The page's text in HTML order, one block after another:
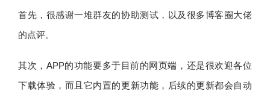
首先，很感谢一堆群友的协助测试，以及很多博客圈大佬
的点评。
其次，APP的功能要多于目前的网页端，还是很欢迎各位
下载体验，而且它内置的更新功能，后续的更新都会自动